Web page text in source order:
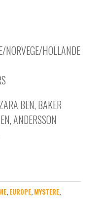
NORVEGE/HOLLANDE
BEN, BAKER
ANDERSSON
,EUROPE,MYSTERE,